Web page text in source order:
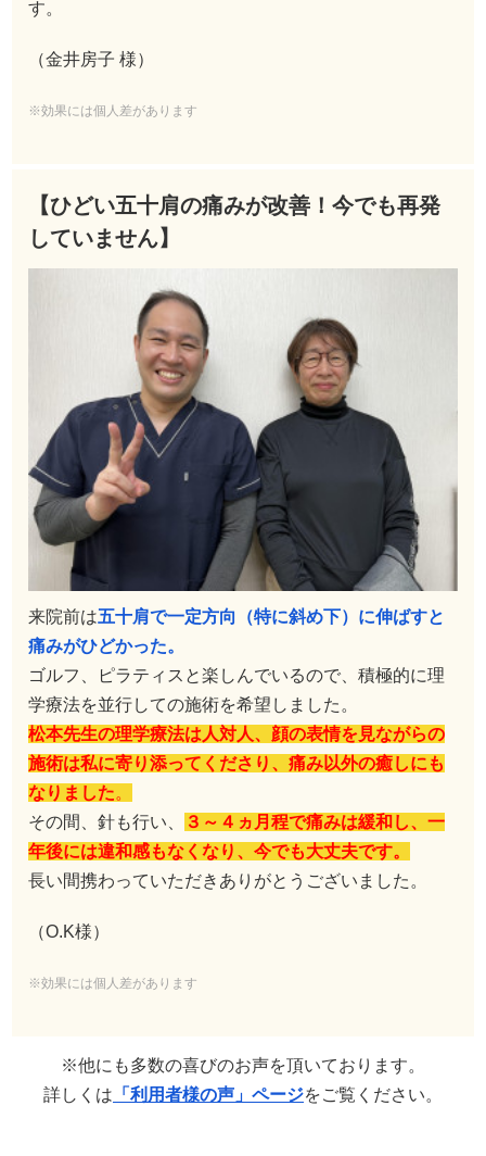
す。
（金井房子 様）
※効果には個人差があります
【ひどい五十肩の痛みが改善！今でも再発
していません】
来院前は五十肩で一定方向（特に斜め下）に伸ばすと
痛みがひどかった。
ゴルフ、ピラティスと楽しんでいるので、積極的に理
学療法を並行しての施術を希望しました。
松本先生の理学療法は人対人、顔の表情を見ながらの
施術は私に寄り添ってくださり、痛み以外の癒しにも
なりました。
その間、針も行い、
３～４ヵ月程で痛みは緩和し、一
年後には違和感もなくなり、今でも大丈夫です。
長い間携わっていただきありがとうございました。
（O.K様）
※効果には個人差があります
※他にも多数の喜びのお声を頂いております。
詳しくは 「利用者様の声」ページをご覧ください。